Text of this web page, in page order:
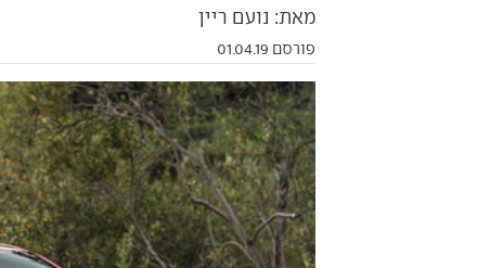
מאת: נועם ריין
פורסם 01.04.19